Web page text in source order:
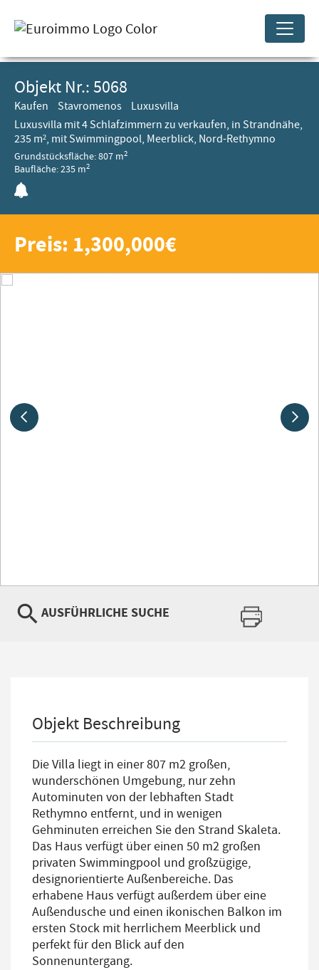
Objekt Nr.: 5068
Kaufen Stavromenos
Luxusvilla
Luxusvilla mit 4 Schlafzimmern zu verkaufen, in Strandnähe,
235 m², mit Swimmingpool, Meerblick, Nord-Rethymno
Grundstücksfläche: 807 m2
Baufläche: 235 m2
Preis: 1,300,000€
AUSFÜHRLICHE SUCHE
Objekt Beschreibung
Die Villa liegt in einer 807 m2 großen,
wunderschönen Umgebung, nur zehn
Autominuten von der lebhaften Stadt
Rethymno entfernt, und in wenigen
Gehminuten erreichen Sie den Strand Skaleta.
Das Haus verfügt über einen 50 m2 großen
privaten Swimmingpool und großzügige,
designorientierte Außenbereiche. Das
erhabene Haus verfügt außerdem über eine
Außendusche und einen ikonischen Balkon im
ersten Stock mit herrlichem Meerblick und
perfekt für den Blick auf den
Sonnenuntergang.